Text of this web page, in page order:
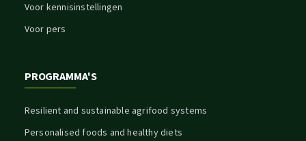
Voor kennisinstellingen
Voor pers
PROGRAMMA'S
Resilient and sustainable agrifood systems
Personalised foods and healthy diets